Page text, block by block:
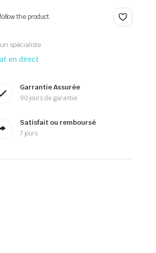
the product.
spécialiste
en direct
Garrantie Assurée
90 jours de garantie
Satisfait ou remboursé
7 jours